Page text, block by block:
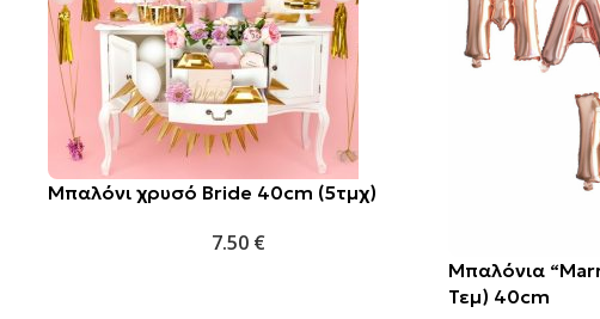
Μπαλόνι χρυσό Bride 40cm (5τμχ)
7.50 €
Μπαλόνια
Τεμ) 40cm